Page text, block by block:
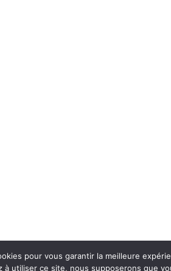
pour vous garantir la meilleure
à utiliser ce site, nous supposerons que